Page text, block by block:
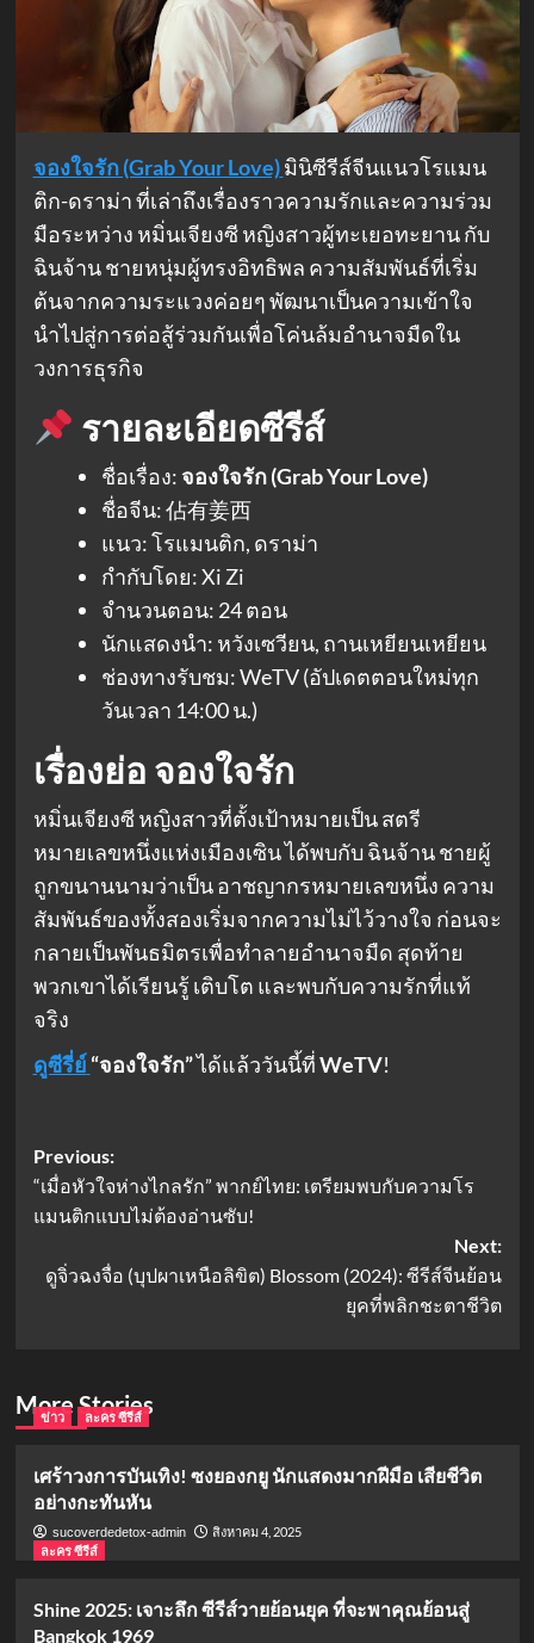
จองใจรัก (Grab Your Love) มินิซีรีส์จีนแนวโรแมน
ติก-ดราม่า ที่เล่าถึงเรื่องราวความรักและความร่วม
มือระหว่าง หมิ่นเจียงซี หญิงสาวผู้ทะเยอทะยาน กับ
ฉินจ้าน ชายหนุ่มผู้ทรงอิทธิพล ความสัมพันธ์ที่เริ่ม
ต้นจากความระแวงค่อยๆ พัฒนาเป็นความเข้าใจ
นำไปสู่การต่อสู้ร่วมกันเพื่อโค่นล้มอำนาจมืดใน
วงการธุรกิจ
รายละเอียดซีรีส์
ชื่อเรื่อง: จองใจรัก (Grab Your Love)
ชื่อจีน: 佔有姜西
แนว: โรแมนติก, ดราม่า
กำกับโดย: Xi Zi
จำนวนตอน: 24 ตอน
นักแสดงนำ: หวังเซวียน, ถานเหยียนเหยียน
ช่องทางรับชม: WeTV (อัปเดตตอนใหม่ทุก
วันเวลา 14:00 น.)
เรื่องย่อ จองใจรัก
หมิ่นเจียงซี หญิงสาวที่ตั้งเป้าหมายเป็น สตรี
หมายเลขหนึ่งแห่งเมืองเซิน ได้พบกับ ฉินจ้าน ชายผู้
ถูกขนานนามว่าเป็น อาชญากรหมายเลขหนึ่ง ความ
สัมพันธ์ของทั้งสองเริ่มจากความไม่ไว้วางใจ ก่อนจะ
กลายเป็นพันธมิตรเพื่อทำลายอำนาจมืด สุดท้าย
พวกเขาได้เรียนรู้ เติบโต และพบกับความรักที่แท้
จริง
ดูซีรี่ย์ “จองใจรัก”ได้แล้ววันนี้ที่WeTV!
Post
navigation
Previous:
“เมื่อหัวใจห่างไกลรัก” พากย์ไทย: เตรียมพบกับความโร
แมนติกแบบไม่ต้องอ่านซับ!
Next:
ดูจิ่วฉงจื่อ (บุปผาเหนือลิขิต) Blossom (2024): ซีรีส์จีนย้อน
ยุคที่พลิกชะตาชีวิต
More Stories
ข่าว ละคร ซีรีส์
เศร้าวงการบันเทิง! ซงยองกยู นักแสดงมากฝีมือ เสียชีวิต
อย่างกะทันหัน
sucoverdedetox-admin
สิงหาคม 4, 2025
ละคร ซีรีส์
Shine 2025: เจาะลึก ซีรีส์วายย้อนยุค ที่จะพาคุณย้อนสู่
Bangkok 1969